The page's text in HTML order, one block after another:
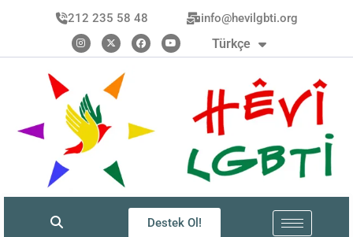
212 235 58 48 info@hevilgbti.org
Türkçe
العربية
فارسی
Destek Ol!